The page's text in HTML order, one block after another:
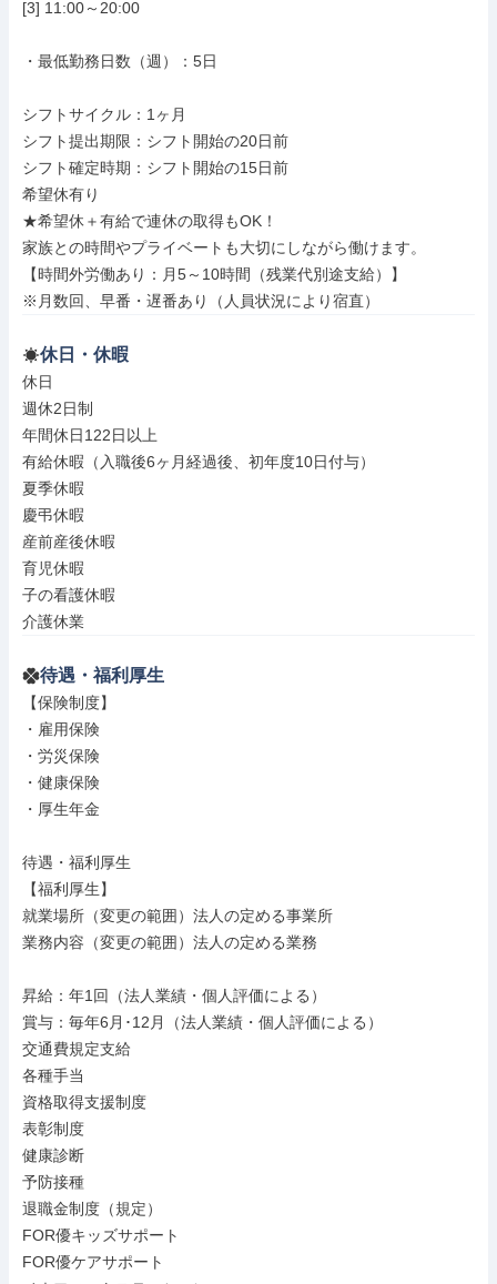
[3] 11:00～20:00
・最低勤務日数（週）：5日
シフトサイクル：1ヶ月
シフト提出期限：シフト開始の20日前
シフト確定時期：シフト開始の15日前
希望休有り
★希望休＋有給で連休の取得もOK！
家族との時間やプライベートも大切にしながら働けます。
【時間外労働あり：月5～10時間（残業代別途支給）】
※月数回、早番・遅番あり（人員状況により宿直）
休日・休暇
休日
週休2日制
年間休日122日以上
有給休暇（入職後6ヶ月経過後、初年度10日付与）
夏季休暇
慶弔休暇
産前産後休暇
育児休暇
子の看護休暇
介護休業
待遇・福利厚生
【保険制度】
・雇用保険
・労災保険
・健康保険
・厚生年金
待遇・福利厚生
【福利厚生】
就業場所（変更の範囲）法人の定める事業所
業務内容（変更の範囲）法人の定める業務
昇給：年1回（法人業績・個人評価による）
賞与：毎年6月･12月（法人業績・個人評価による）
交通費規定支給
各種手当
資格取得支援制度
表彰制度
健康診断
予防接種
退職金制度（規定）
FOR優キッズサポート
FOR優ケアサポート